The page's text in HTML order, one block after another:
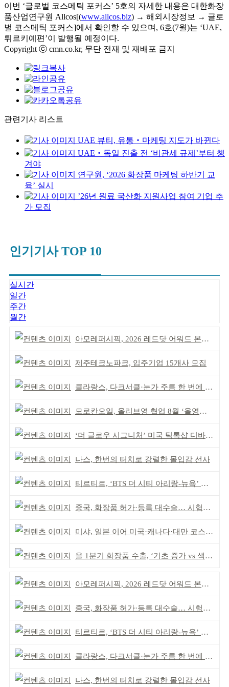
이번 ‘글로벌 코스메틱 포커스’ 5호의 자세한 내용은 대한화장
품산업연구원 Allcos[(www.allcos.biz) → 해외시장정보 → 글로
벌 코스메틱 포커스]에서 확인할 수 있으며, 6호(7월)는 ‘UAE,
튀르키예편’이 발행될 예정이다.
Copyright ⓒ cmn.co.kr, 무단 전재 및 재배포 금지
관련기사 리스트
UAE 뷰티, 유통‧마케팅 지도가 바뀐다
UAE‧독일 진출 전 ‘비관세 규제’부터 챙
겨야
연구원, ‘2026 화장품 마케팅 하반기 교
육’ 실시
’26년 원료 국산화 지원사업 참여 기업 추
가 모집
인기기사 TOP 10
실시간
일간
주간
월간
아모레퍼시픽, 2026 레드닷 어워드 본상 2개 수상
제주테크노파크, 입주기업 15개사 모집
클라랑스, 다크서클·눈가 주름 한 번에 더블 케어
모로칸오일, 올리브영 협업 8월 ‘올영픽’ 선정
‘더 글로우 시그니처’ 미국 틱톡샵 디바이스 부문 1위
나스, 한번의 터치로 강렬한 몰입감 선사
티르티르, ‘BTS 더 시티 아리랑-뉴욕’ 참여
중국, 화장품 허가·등록 대수술… 시험자료 공용 허용
미샤, 일본 이어 미국·캐나다·대만 코스트코 동시 입점
올 1분기 화장품 수출, ‘기초 증가 vs 색조 감소’
아모레퍼시픽, 2026 레드닷 어워드 본상 2개 수상
중국, 화장품 허가·등록 대수술… 시험자료 공용 허용
티르티르, ‘BTS 더 시티 아리랑-뉴욕’ 참여
클라랑스, 다크서클·눈가 주름 한 번에 더블 케어
나스, 한번의 터치로 강렬한 몰입감 선사